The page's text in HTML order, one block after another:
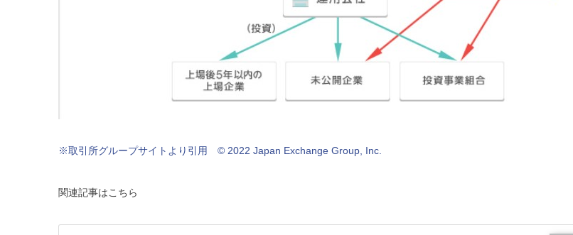
※取引所グループサイトより引用 © 2022 Japan Exchange Group, Inc.
関連記事はこちら